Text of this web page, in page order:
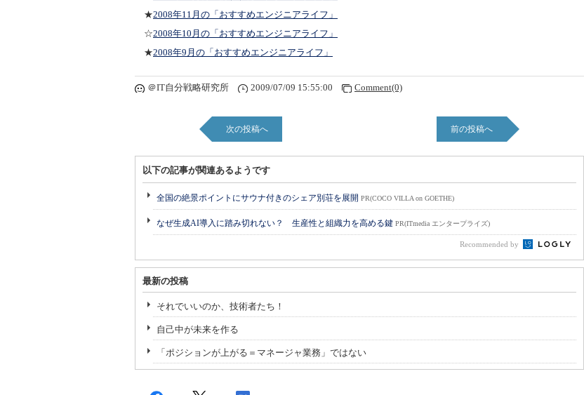
★2008年11月の「おすすめエンジニアライフ」
☆2008年10月の「おすすめエンジニアライフ」
★2008年9月の「おすすめエンジニアライフ」
＠IT自分戦略研究所 2009/07/09 15:55:00 Comment(0)
次の投稿へ 前の投稿へ
以下の記事が関連あるようです
全国の絶景ポイントにサウナ付きのシェア別荘を展開 PR(COCO VILLA on GOETHE)
なぜ生成AI導入に踏み切れない？ 生産性と組織力を高める鍵 PR(ITmedia エンタープライズ)
Recommended by
最新の投稿
それでいいのか、技術者たち！
自己中が未来を作る
「ポジションが上がる＝マネージャ業務」ではない